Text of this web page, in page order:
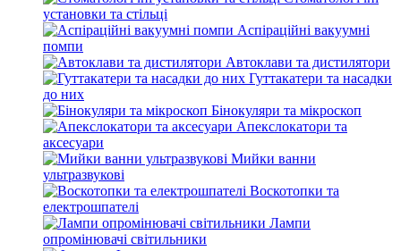
установки та стільці
Аспіраційні вакуумні
помпи
Автоклави та дистилятори
Гуттакатери та насадки
до них
Бінокуляри та мікроскоп
Апекслокатори та
аксесуари
Мийки ванни
ультразвукові
Воскотопки та
електрошпателі
Лампи
опромінювачі світильники